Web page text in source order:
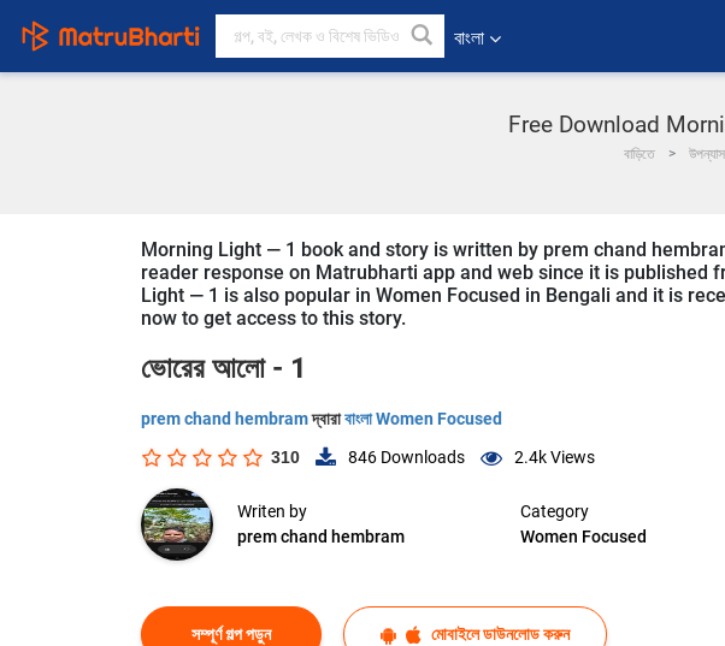
বাংলা
Free Download
বাড়িতে উপন্যাস
Morning Light — 1 book and story is written by prem chand
reader response on Matrubharti app and web since it is published
Light — 1 is also popular in Women Focused in Bengali and it is
now to get access to this story.
ভোরের আলো - 1
prem chand hembramদ্বারাবাংলা Women Focused
310 846 Downloads 2.4kViews
Writen by
prem chand hembram
Category
Women Focused
সম্পূর্ণ গল্প পড়ুন মোবাইলে ডাউনলোড করুন